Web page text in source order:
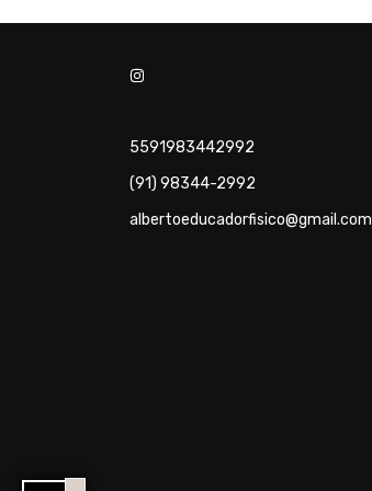
5591983442992
(91) 98344-2992
albertoeducadorfisico@gmail.com